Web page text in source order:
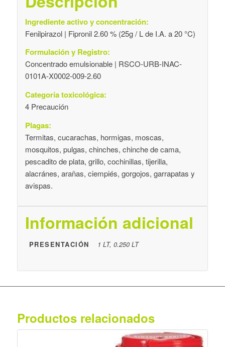
Ingrediente activo y concentración:
Fenilpirazol | Fipronil 2.60 % (25g / L de I.A. a 20 °C)
Formulación y Registro:
Concentrado emulsionable | RSCO-URB-INAC-
0101A-X0002-009-2.60
Categoría toxicológica:
4 Precaución
Plagas:
Termitas, cucarachas, hormigas, moscas,
mosquitos, pulgas, chinches, chinche de cama,
pescadito de plata, grillo, cochinillas, tijerilla,
alacránes, arañas, ciempiés, gorgojos, garrapatas y
avispas.
Información adicional
PRESENTACIÓN 1 LT, 0.250 LT
Productos relacionados